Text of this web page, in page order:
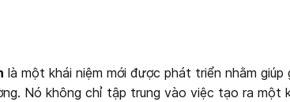
là một khái niệm mới được phát triển nhằm
Nó không chỉ tập trung vào việc tạo ra một